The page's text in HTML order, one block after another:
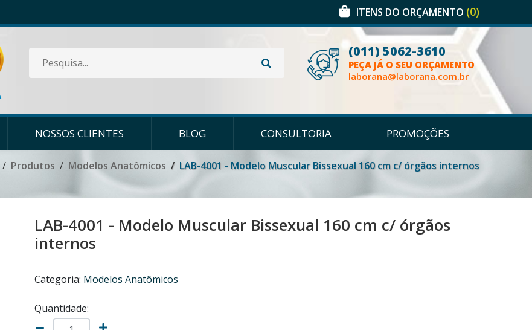
ITENS DO ORÇAMENTO (0)
(011) 5062-3610
PEÇA JÁ O SEU ORÇAMENTO
laborana@laborana.com.br
NOSSOS CLIENTES BLOG CONSULTORIA PROMOÇÕES
Produtos Modelos Anatômicos LAB-4001 - Modelo Muscular Bissexual 160 cm c/ órgãos internos
LAB-4001 - Modelo Muscular Bissexual 160 cm c/ órgãos
internos
Categoria: Modelos Anatômicos
Quantidade: